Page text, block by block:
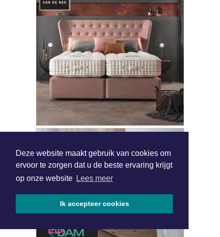
Deze website maakt gebruik van cookies om
ervoor te zorgen dat u de beste ervaring krijgt
op onze website Lees meer
Ik accepteer cookies